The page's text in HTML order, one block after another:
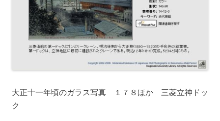
大正十一年頃のガラス写真 １７８ほか 三菱立神ドッ
ク